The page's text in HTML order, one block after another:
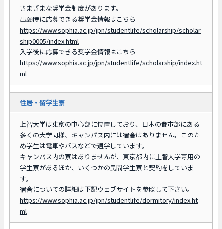
さまざまな奨学金制度があります。
出願時に応募できる奨学金情報はこちら
https://www.sophia.ac.jp/jpn/studentlife/scholarship/scholar
ship0005/index.html
入学後に応募できる奨学金情報はこちら
https://www.sophia.ac.jp/jpn/studentlife/scholarship/index.ht
ml
住居・留学生寮
上智大学は東京の中心部に位置しており、日本の都市部にある
多くの大学同様、キャンパス内には宿舎はありません。このた
め学生は電車やバスなどで通学しています。
キャンパス内の寮はありませんが、東京都内に上智大学専用の
学生寮があるほか、いくつかの民間学生寮と契約をしていま
す。
宿舎についての詳細は下記ウェブサイトを参照して下さい。
https://www.sophia.ac.jp/jpn/studentlife/dormitory/index.ht
ml